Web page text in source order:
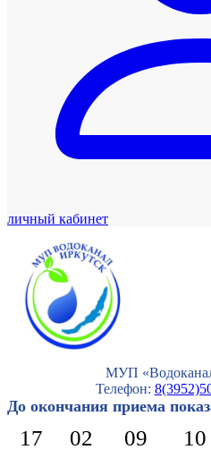
личный кабинет
МУП
Телефон:
До окончания приема
17 02 09 09